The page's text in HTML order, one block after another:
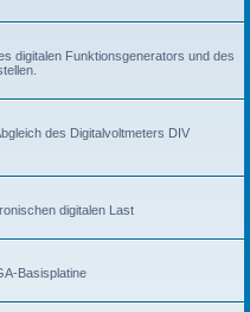
digitalen Funktionsgenerators und des
des Digitalvoltmeters DIV
digitalen Last
Basisplatine